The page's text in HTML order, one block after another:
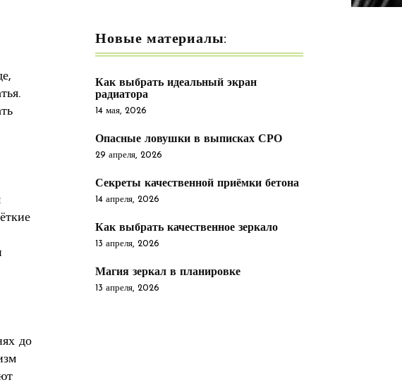
до
Новые материалы:
Как выбрать идеальный экран
радиатора
14 мая, 2026
Опасные ловушки в выписках СРО
29 апреля, 2026
Секреты качественной приёмки бетона
14 апреля, 2026
Как выбрать качественное зеркало
13 апреля, 2026
Магия зеркал в планировке
13 апреля, 2026